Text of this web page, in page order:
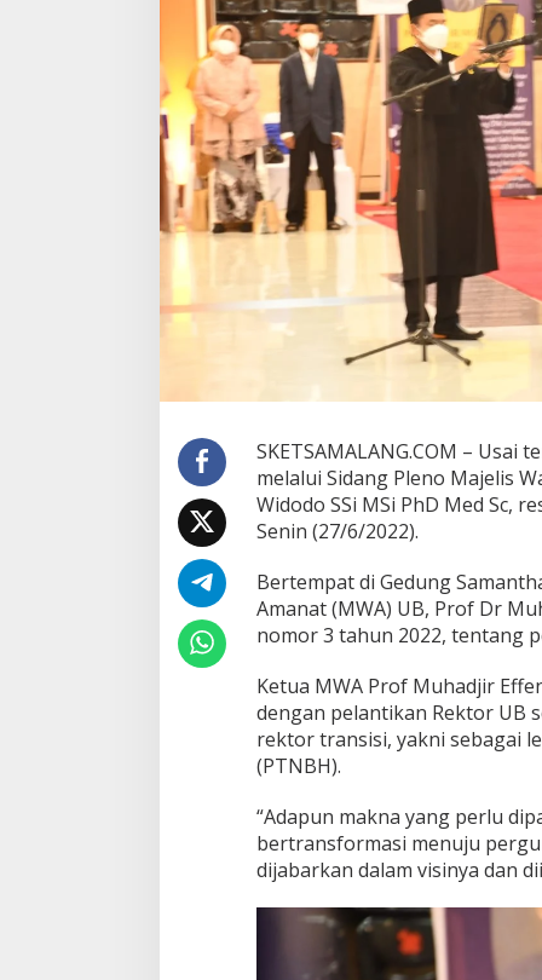
R
e
s
b
a
t
r
a
u
U
B
SKETSAMALANG.COM –
melalui Sidang Pleno Majelis
Widodo SSi MSi PhD Med Sc,
Senin (27/6/2022).
Bertempat di Gedung
Amanat (MWA) UB, Prof Dr
nomor 3 tahun 2022, tentang
Ketua MWA Prof Muhadjir
dengan pelantikan Rektor UB
rektor transisi, yakni sebagai
(PTNBH).
“Adapun makna yang perlu
bertransformasi menuju
dijabarkan dalam visinya dan